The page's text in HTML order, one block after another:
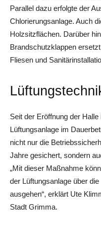
Parallel dazu erfolgte der
Chlorierungsanlage. Auch
Holzsitzflächen. Darüber
Brandschutzklappen
Fliesen und
Seit der Eröffnung der
Lüftungsanlage im
nicht nur die
Jahre gesichert, sondern
„Mit dieser Maßnahme
der Lüftungsanlage über
ausgehen“, erklärt Ute
Stadt Grimma.